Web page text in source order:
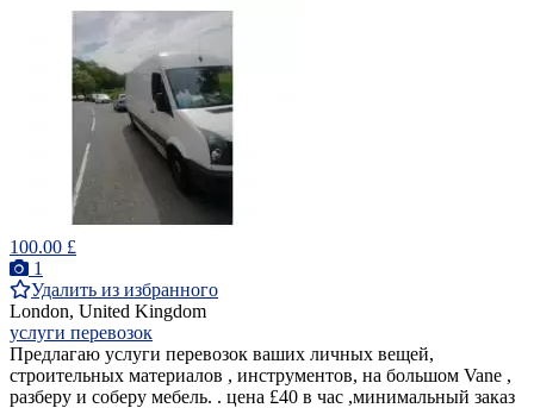
100.00 £
1
Удалить из избранного
London, United Kingdom
услуги перевозок
Предлагаю услуги перевозок ваших личных вещей,
строительных материалов , инструментов, на большом Vane ,
разберу и соберу мебель. . цена £40 в час ,минимальный заказ